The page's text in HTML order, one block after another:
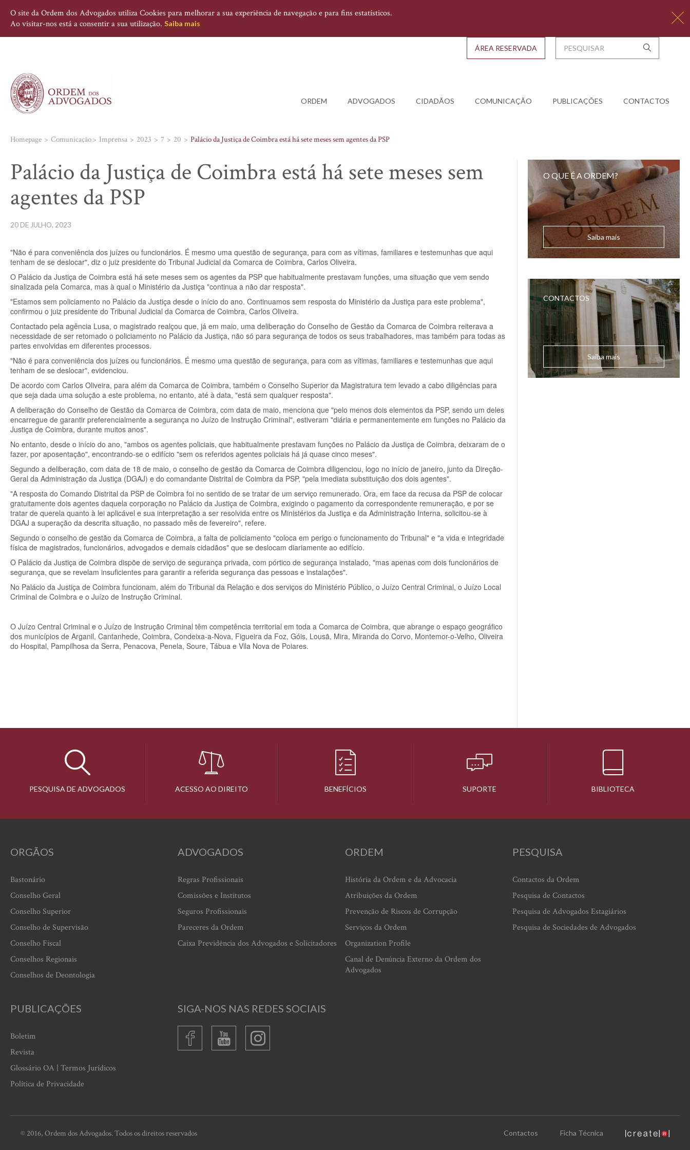
O site da Ordem dos Advogados utiliza Cookies para melhorar a sua experiência de navegação e para fins estatísticos.
Ao visitar-nos está a consentir a sua utilização. Saiba mais
ORDEM ADVOGADOS CIDADÃOS COMUNICAÇÃO PUBLICAÇÕES CONTACTOS
ÁREA RESERVADA
Homepage Comunicação Imprensa 2023 7 20 Palácio da Justiça de Coimbra está há sete meses sem agentes da PSP
Palácio da Justiça de Coimbra está há sete meses sem
agentes da PSP
20 DE JULHO, 2023
"Não é para conveniência dos juízes ou funcionários. É mesmo uma questão de segurança, para com as vítimas, familiares e testemunhas que aqui
tenham de se deslocar", diz o juiz presidente do Tribunal Judicial da Comarca de Coimbra, Carlos Oliveira.
O Palácio da Justiça de Coimbra está há sete meses sem os agentes da PSP que habitualmente prestavam funções, uma situação que vem sendo
sinalizada pela Comarca, mas à qual o Ministério da Justiça "continua a não dar resposta".
"Estamos sem policiamento no Palácio da Justiça desde o início do ano. Continuamos sem resposta do Ministério da Justiça para este problema",
confirmou o juiz presidente do Tribunal Judicial da Comarca de Coimbra, Carlos Oliveira.
Contactado pela agência Lusa, o magistrado realçou que, já em maio, uma deliberação do Conselho de Gestão da Comarca de Coimbra reiterava a
necessidade de ser retomado o policiamento no Palácio da Justiça, não só para segurança de todos os seus trabalhadores, mas também para todas as
partes envolvidas em diferentes processos.
"Não é para conveniência dos juízes ou funcionários. É mesmo uma questão de segurança, para com as vítimas, familiares e testemunhas que aqui
tenham de se deslocar", evidenciou.
De acordo com Carlos Oliveira, para além da Comarca de Coimbra, também o Conselho Superior da Magistratura tem levado a cabo diligências para
que seja dada uma solução a este problema, no entanto, até à data, "está sem qualquer resposta".
A deliberação do Conselho de Gestão da Comarca de Coimbra, com data de maio, menciona que "pelo menos dois elementos da PSP, sendo um deles
encarregue de garantir preferencialmente a segurança no Juízo de Instrução Criminal", estiveram "diária e permanentemente em funções no Palácio da
Justiça de Coimbra, durante muitos anos".
No entanto, desde o início do ano, "ambos os agentes policiais, que habitualmente prestavam funções no Palácio da Justiça de Coimbra, deixaram de o
fazer, por aposentação", encontrando-se o edifício "sem os referidos agentes policiais há já quase cinco meses".
Segundo a deliberação, com data de 18 de maio, o conselho de gestão da Comarca de Coimbra diligenciou, logo no início de janeiro, junto da Direção-
Geral da Administração da Justiça (DGAJ) e do comandante Distrital de Coimbra da PSP, "pela imediata substituição dos dois agentes".
"A resposta do Comando Distrital da PSP de Coimbra foi no sentido de se tratar de um serviço remunerado. Ora, em face da recusa da PSP de colocar
gratuitamente dois agentes daquela corporação no Palácio da Justiça de Coimbra, exigindo o pagamento da correspondente remuneração, e por se
tratar de querela quanto à lei aplicável e sua interpretação a ser resolvida entre os Ministérios da Justiça e da Administração Interna, solicitou-se à
DGAJ a superação da descrita situação, no passado mês de fevereiro", refere.
Segundo o conselho de gestão da Comarca de Coimbra, a falta de policiamento "coloca em perigo o funcionamento do Tribunal" e "a vida e integridade
física de magistrados, funcionários, advogados e demais cidadãos" que se deslocam diariamente ao edifício.
O Palácio da Justiça de Coimbra dispõe de serviço de segurança privada, com pórtico de segurança instalado, "mas apenas com dois funcionários de
segurança, que se revelam insuficientes para garantir a referida segurança das pessoas e instalações".
No Palácio da Justiça de Coimbra funcionam, além do Tribunal da Relação e dos serviços do Ministério Público, o Juízo Central Criminal, o Juízo Local
Criminal de Coimbra e o Juízo de Instrução Criminal.
O Juízo Central Criminal e o Juízo de Instrução Criminal têm competência territorial em toda a Comarca de Coimbra, que abrange o espaço geográfico
dos municípios de Arganil, Cantanhede, Coimbra, Condeixa-a-Nova, Figueira da Foz, Góis, Lousã, Mira, Miranda do Corvo, Montemor-o-Velho, Oliveira
do Hospital, Pampilhosa da Serra, Penacova, Penela, Soure, Tábua e Vila Nova de Poiares.
O QUE É A ORDEM?
Saiba mais
CONTACTOS
Saiba mais
PESQUISA DE ADVOGADOS ACESSO AO DIREITO BENEFÍCIOS SUPORTE BIBLIOTECA
ORGÃOS
Bastonário
Conselho Geral
Conselho Superior
Conselho de Supervisão
Conselho Fiscal
Conselhos Regionais
Conselhos de Deontologia
ADVOGADOS
Regras Profissionais
Comissões e Institutos
Seguros Profissionais
Pareceres da Ordem
Caixa Previdência dos Advogados e Solicitadores
ORDEM
História da Ordem e da Advocacia
Atribuições da Ordem
Prevenção de Riscos de Corrupção
Serviços da Ordem
Organization Profile
Canal de Denúncia Externo da Ordem dos
Advogados
PESQUISA
Contactos da Ordem
Pesquisa de Contactos
Pesquisa de Advogados Estagiários
Pesquisa de Sociedades de Advogados
PUBLICAÇÕES
Boletim
Revista
Glossário OA | Termos Jurídicos
Política de Privacidade
SIGA-NOS NAS REDES SOCIAIS
© 2016, Ordem dos Advogados. Todos os direitos reservados Contactos Ficha Técnica